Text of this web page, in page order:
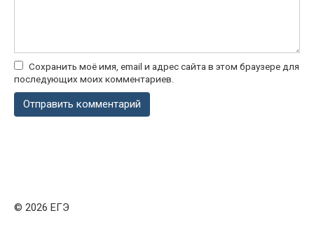
Сохранить моё имя, email и адрес сайта в этом браузере для
последующих моих комментариев.
© 2026 ЕГЭ